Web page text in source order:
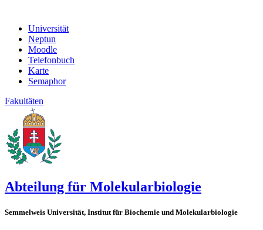
Universität
Neptun
Moodle
Telefonbuch
Karte
Semaphor
Fakultäten
Abteilung für Molekularbiologie
Semmelweis Universität, Institut für Biochemie und Molekularbiologie